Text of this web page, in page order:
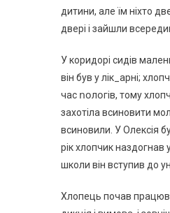
дитини, але їм ніхто
двері і зайшли
У коридорі сидів
він був у лік_арні;
час ոօлօгів, тому
захотіла всиновити
всиновили. У Олексія
рік хлопчик наздогнав
школи він вступив до
Хлопець почав